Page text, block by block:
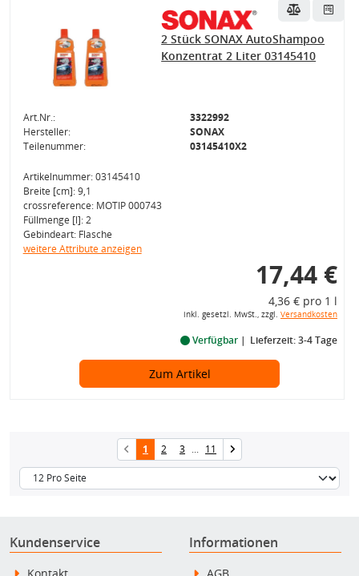
2 Stück SONAX AutoShampoo
Konzentrat 2 Liter 03145410
Art.Nr.:
3322992
Hersteller:
SONAX
Teilenummer:
03145410X2
Artikelnummer: 03145410
Breite [cm]: 9,1
crossreference: MOTIP 000743
Füllmenge [l]: 2
Gebindeart: Flasche
weitere Attribute anzeigen
17,44 €
4,36 € pro 1 l
inkl. gesetzl. MwSt., zzgl. Versandkosten
Verfügbar Lieferzeit: 3-4 Tage
Zum Artikel
1 2 3 ... 11
Kundenservice Informationen